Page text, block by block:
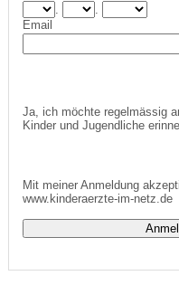
Email
Ja, ich möchte regelmässig
Kinder und Jugendliche
Mit meiner Anmeldung
www.kinderaerzte-im-netz.de